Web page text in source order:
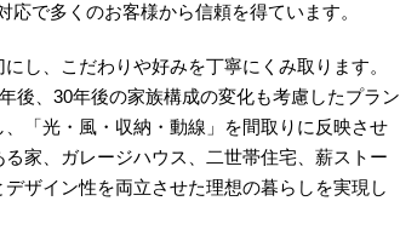
で多くのお客様から信頼を得ています。
し、こだわりや好みを丁寧にくみ取ります。
後、30年後の家族構成の変化も考慮したプラン
「光・風・収納・動線」を間取りに反映させ
家、ガレージハウス、二世帯住宅、薪ストー
ザイン性を両立させた理想の暮らしを実現し